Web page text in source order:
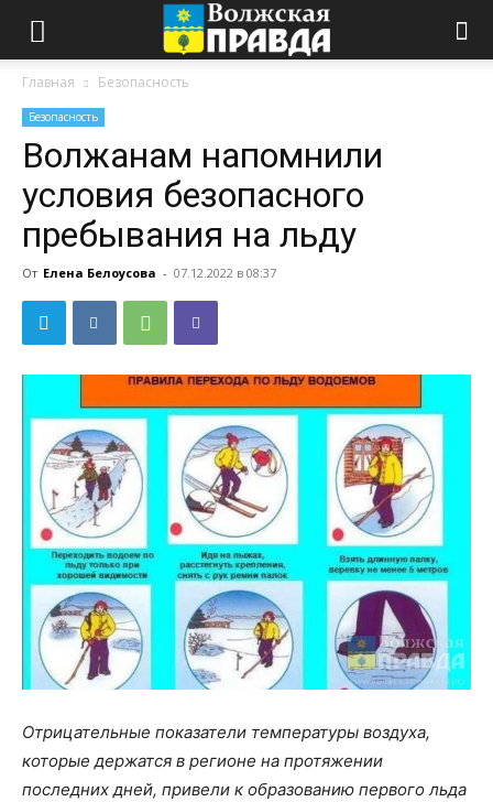
Главная Безопасность
Безопасность
Волжанам напомнили
условия безопасного
пребывания на льду
От Елена Белоусова - 07.12.2022 в 08:37
Отрицательные показатели температуры воздуха,
которые держатся в регионе на протяжении
последних дней, привели к образованию первого льда